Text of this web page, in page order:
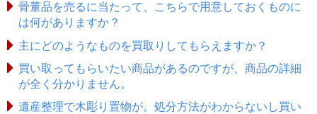
骨董品を売るに当たって、こちらで用意しておくものに
は何がありますか？
主にどのようなものを買取りしてもらえますか？
買い取ってもらいたい商品があるのですが、商品の詳細
が全く分かりません。
遺産整理で木彫り置物が。処分方法がわからないし買い